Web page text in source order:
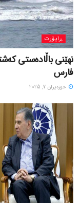
ڕاپۆرت
نهێنی باڵادەستی
فارس
حوزه‌یران 7, 2025